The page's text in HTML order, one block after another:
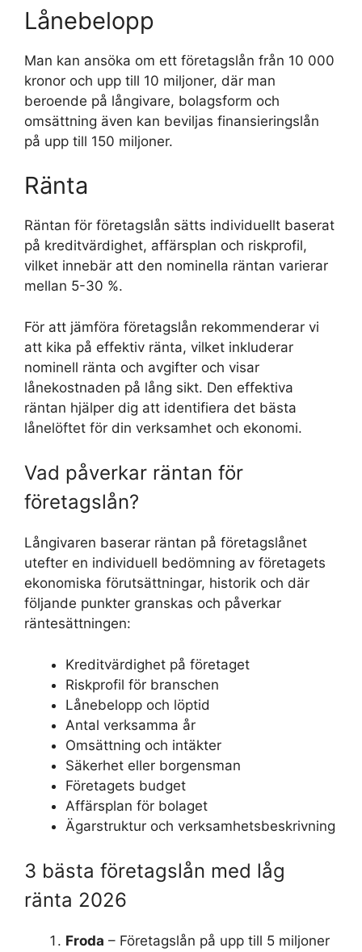
Lånebelopp
Man kan ansöka om ett företagslån från 10 000
kronor och upp till 10 miljoner, där man
beroende på långivare, bolagsform och
omsättning även kan beviljas finansieringslån
på upp till 150 miljoner.
Ränta
Räntan för företagslån sätts individuellt baserat
på kreditvärdighet, affärsplan och riskprofil,
vilket innebär att den nominella räntan varierar
mellan 5-30 %.
För att jämföra företagslån rekommenderar vi
att kika på effektiv ränta, vilket inkluderar
nominell ränta och avgifter och visar
lånekostnaden på lång sikt. Den effektiva
räntan hjälper dig att identifiera det bästa
lånelöftet för din verksamhet och ekonomi.
Vad påverkar räntan för
företagslån?
Långivaren baserar räntan på företagslånet
utefter en individuell bedömning av företagets
ekonomiska förutsättningar, historik och där
följande punkter granskas och påverkar
räntesättningen:
Kreditvärdighet på företaget
Riskprofil för branschen
Lånebelopp och löptid
Antal verksamma år
Omsättning och intäkter
Säkerhet eller borgensman
Företagets budget
Affärsplan för bolaget
Ägarstruktur och verksamhetsbeskrivning
3 bästa företagslån med låg
ränta 2026
Froda – Företagslån på upp till 5 miljoner